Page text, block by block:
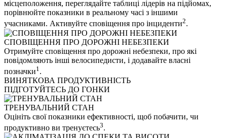
місцеположення, переглядайте таблиці лідерів на підйомах,
порівнюйте показники в реальному часі з іншими
учасниками. Активуйте сповіщення про інциденти2.
СПОВІЩЕННЯ ПРО ДОРОЖНІ НЕБЕЗПЕКИ
Отримуйте сповіщення про дорожні небезпеки, про які
повідомляють інші велосипедисти, і додавайте власні
позначки1 .
ВИНЯТКОВА ПРОДУКТИВНІСТЬ
ПІДГОТУЙТЕСЬ ДО ГОНКИ
ТРЕНУВАЛЬНИЙ СТАН
Оцініть свої показники ефективності, щоб побачити, чи
продуктивно ви тренуєтесь3.